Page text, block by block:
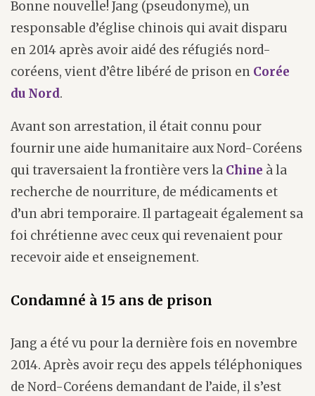
Bonne nouvelle! Jang (pseudonyme), un
responsable d’église chinois qui avait disparu
en 2014 après avoir aidé des réfugiés nord-
coréens, vient d’être libéré de prison en Corée
du Nord.
Avant son arrestation, il était connu pour
fournir une aide humanitaire aux Nord-Coréens
qui traversaient la frontière vers la Chine à la
recherche de nourriture, de médicaments et
d’un abri temporaire. Il partageait également sa
foi chrétienne avec ceux qui revenaient pour
recevoir aide et enseignement.
Condamné à 15 ans de prison
Jang a été vu pour la dernière fois en novembre
2014. Après avoir reçu des appels téléphoniques
de Nord-Coréens demandant de l’aide, il s’est